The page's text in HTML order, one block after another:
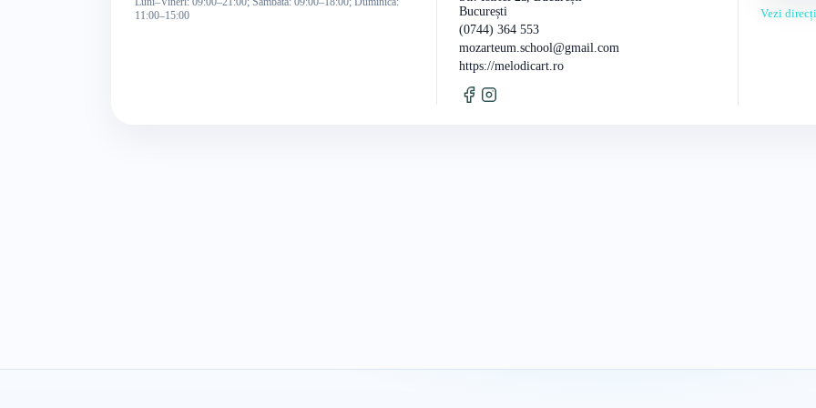
11:00–15:00
București
(0744) 364 553
mozarteum.school@gmail.com
https://melodicart.ro
Vezi